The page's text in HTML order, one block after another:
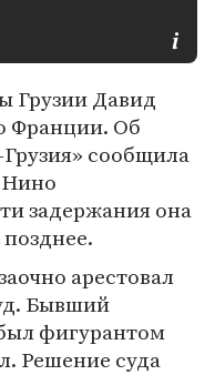
Грузии Давид
Франции. Об
сообщила
задержания она
арестовал
Бывший
фигурантом
Решение суда